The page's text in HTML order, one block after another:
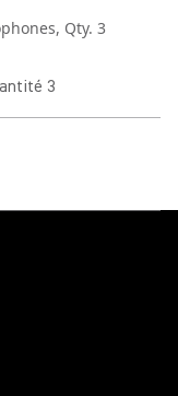
Qty. 3
3